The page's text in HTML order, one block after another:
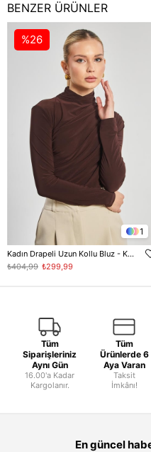
BENZER ÜRÜNLER
1
Kadın Drapeli Uzun Kollu Bluz - Kahve
₺299,99
₺404,99
%26
Tüm
Siparişleriniz
Aynı Gün
16.00'a Kadar
Kargolanır.
Tüm
Ürünlerde 6
Aya Varan
Taksit
İmkânı!
En güncel